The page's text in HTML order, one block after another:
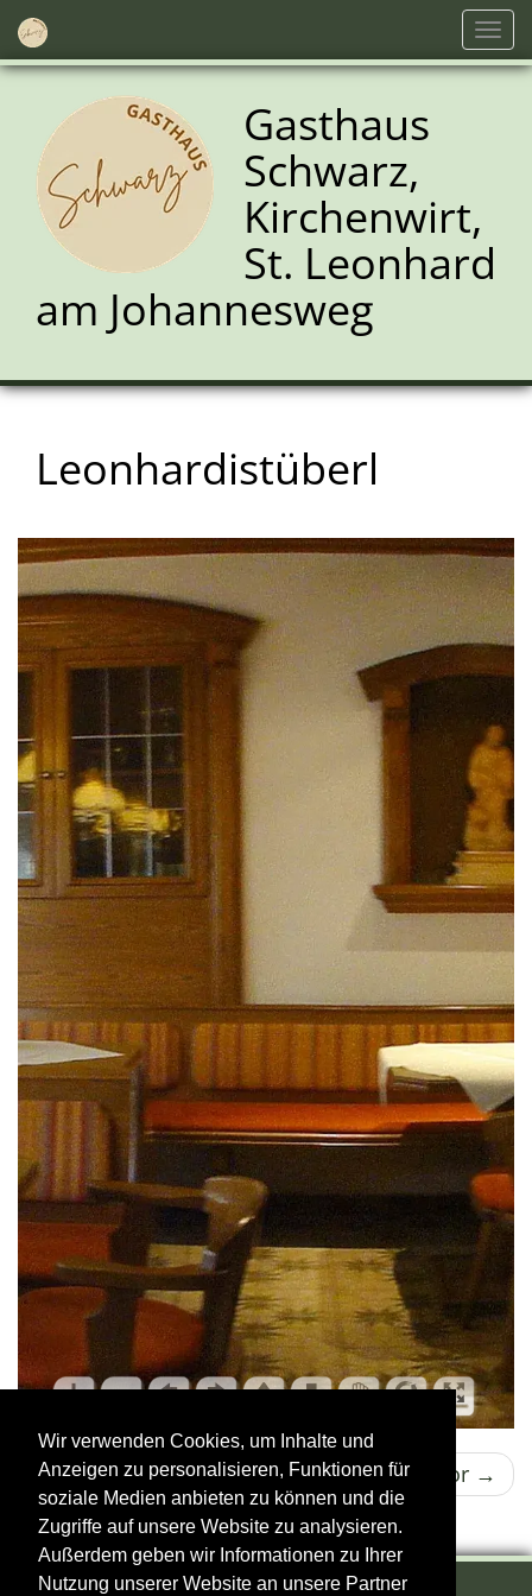
Wir verwenden Cookies, um Inhalte und
Anzeigen zu personalisieren, Funktionen für
soziale Medien anbieten zu können und die
Zugriffe auf unsere Website zu analysieren.
Außerdem geben wir Informationen zu Ihrer
Nutzung unserer Website an unsere Partner
Gasthaus
Schwarz,
Kirchenwirt,
St. Leonhard
am Johannesweg
Leonhardistüberl
←zurück vor →